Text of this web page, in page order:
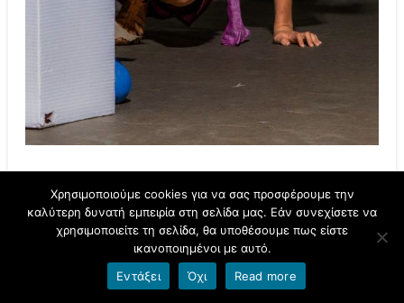
Χρησιμοποιούμε cookies για να σας προσφέρουμε την
καλύτερη δυνατή εμπειρία στη σελίδα μας. Εάν συνεχίσετε να
χρησιμοποιείτε τη σελίδα, θα υποθέσουμε πως είστε
ικανοποιημένοι με αυτό.
Εντάξει
Όχι Read more